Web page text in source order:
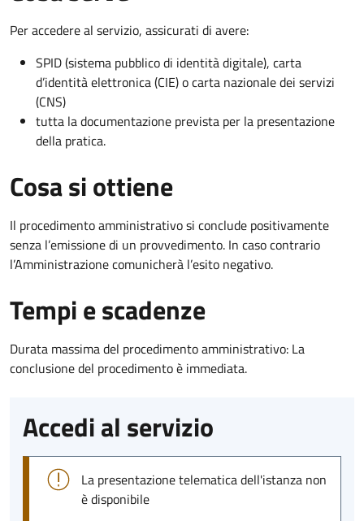
Per accedere al servizio, assicurati di avere:
SPID (sistema pubblico di identità digitale), carta
d’identità elettronica (CIE) o carta nazionale dei servizi
(CNS)
tutta la documentazione prevista per la presentazione
della pratica.
Cosa si ottiene
Il procedimento amministrativo si conclude positivamente
senza l’emissione di un provvedimento. In caso contrario
l’Amministrazione comunicherà l’esito negativo.
Tempi e scadenze
Durata massima del procedimento amministrativo: La
conclusione del procedimento è immediata.
Accedi al servizio
La presentazione telematica dell'istanza non
è disponibile